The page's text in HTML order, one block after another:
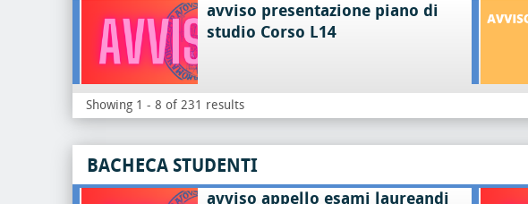
avviso presentazione piano di
studio Corso L14
Showing 1 - 8 of 231 results
BACHECA STUDENTI
avviso appello esami laureandi